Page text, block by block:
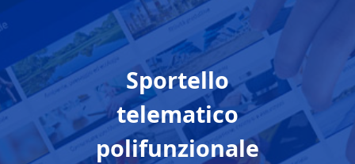
Sportello
telematico
polifunzionale